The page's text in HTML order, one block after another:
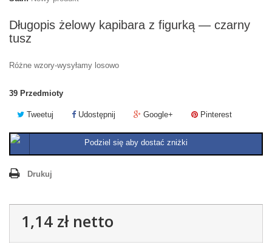
Długopis żelowy kapibara z figurką — czarny
tusz
Różne wzory-wysyłamy losowo
39 Przedmioty
Tweetuj Udostępnij Google+ Pinterest
Podziel się aby dostać zniżki
Drukuj
1,14 złnetto